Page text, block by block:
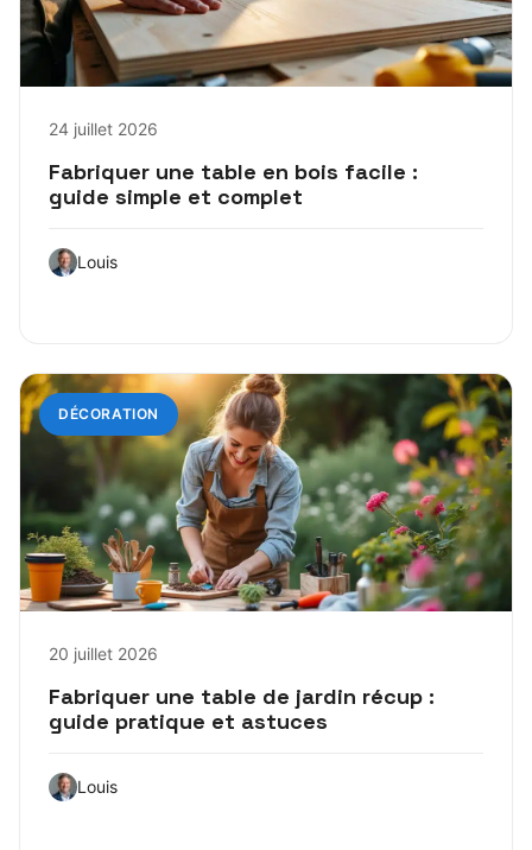
24 juillet 2026
Fabriquer une table en bois facile :
guide simple et complet
Louis
DÉCORATION
20 juillet 2026
Fabriquer une table de jardin récup :
guide pratique et astuces
Louis